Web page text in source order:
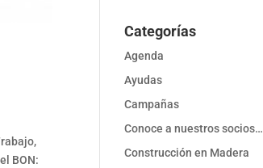
BON:
Categorías
Agenda
Ayudas
Campañas
Conoce a nuestros socios…
Construcción en Madera